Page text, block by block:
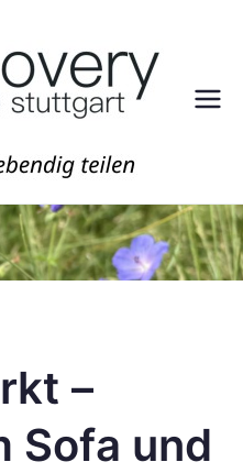
ve
lle
lebend
ig
teilen
–
Sofa und